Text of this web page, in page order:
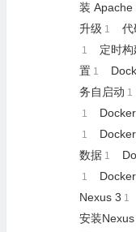
装 Apache
升级 1 代
1 定时构
置 1
务自启动 1
1
1
数据 1
1
Nexus 3 1
安装Nexus